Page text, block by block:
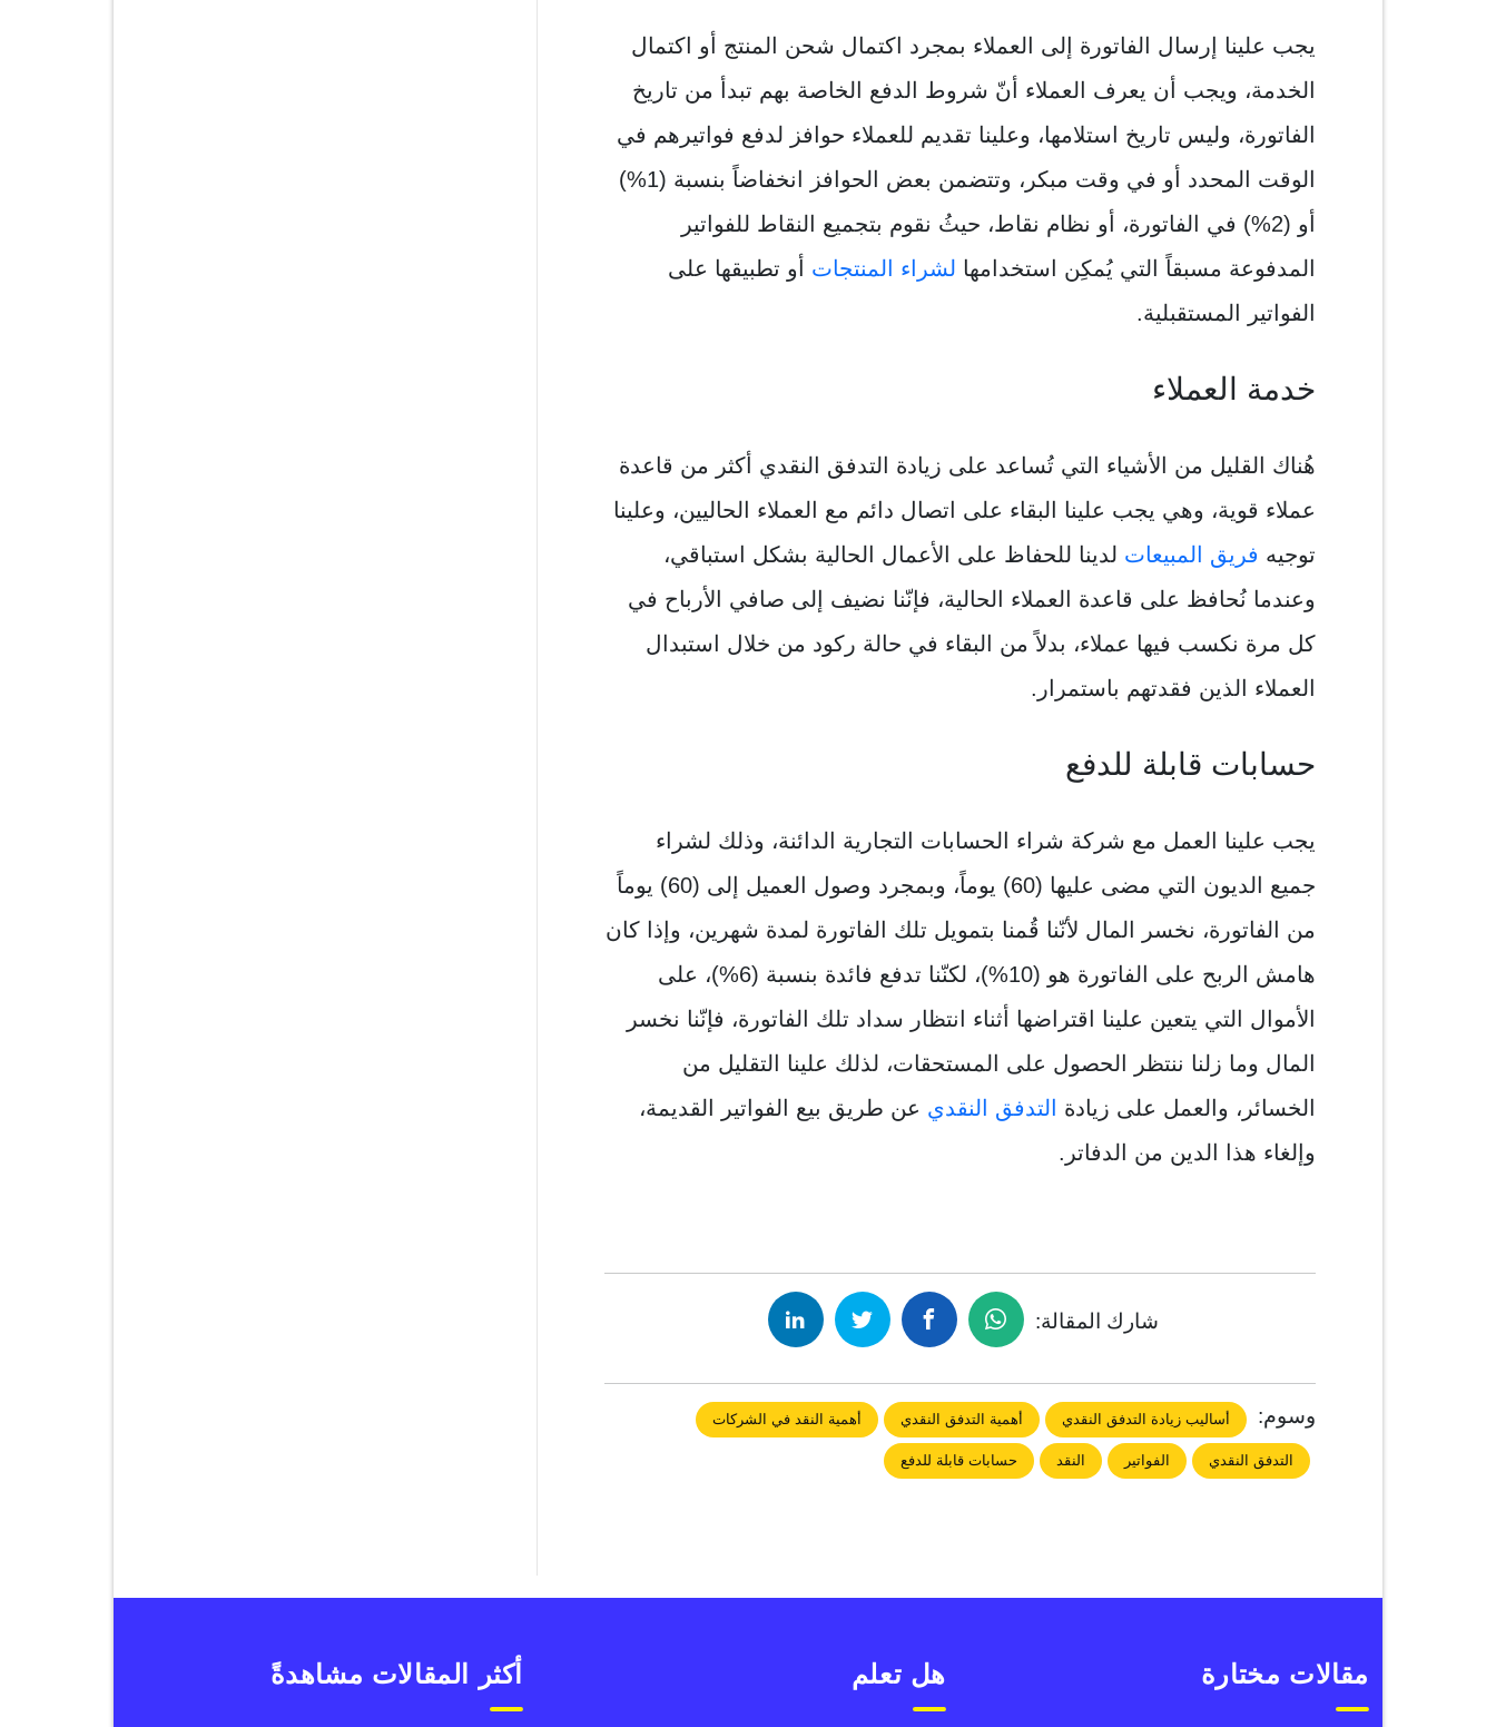
يجب علينا إرسال الفاتورة إلى العملاء بمجرد اكتمال شحن المنتج أو اكتمال
الخدمة، ويجب أن يعرف العملاء أنّ شروط الدفع الخاصة بهم تبدأ من تاريخ
الفاتورة، وليس تاريخ استلامها، وعلينا تقديم للعملاء حوافز لدفع فواتيرهم في
الوقت المحدد أو في وقت مبكر، وتتضمن بعض الحوافز انخفاضاً بنسبة (1%)
أو (2%) في الفاتورة، أو نظام نقاط، حيثُ نقوم بتجميع النقاط للفواتير
المدفوعة مسبقاً التي يُمكِن استخدامها لشراء المنتجات أو تطبيقها على
الفواتير المستقبلية.
خدمة العملاء
هُناك القليل من الأشياء التي تُساعد على زيادة التدفق النقدي أكثر من قاعدة
عملاء قوية، وهي يجب علينا البقاء على اتصال دائم مع العملاء الحاليين، وعلينا
توجيه فريق المبيعات لدينا للحفاظ على الأعمال الحالية بشكل استباقي،
وعندما نُحافظ على قاعدة العملاء الحالية، فإنّنا نضيف إلى صافي الأرباح في
كل مرة نكسب فيها عملاء، بدلاً من البقاء في حالة ركود من خلال استبدال
العملاء الذين فقدتهم باستمرار.
حسابات قابلة للدفع
يجب علينا العمل مع شركة شراء الحسابات التجارية الدائنة، وذلك لشراء
جميع الديون التي مضى عليها (60) يوماً، وبمجرد وصول العميل إلى (60) يوماً
من الفاتورة، نخسر المال لأنّنا قُمنا بتمويل تلك الفاتورة لمدة شهرين، وإذا كان
هامش الربح على الفاتورة هو (10%)، لكنّنا تدفع فائدة بنسبة (6%)، على
الأموال التي يتعين علينا اقتراضها أثناء انتظار سداد تلك الفاتورة، فإنّنا نخسر
المال وما زلنا ننتظر الحصول على المستحقات، لذلك علينا التقليل من
الخسائر، والعمل على زيادة
التدفق النقدي عن طريق بيع الفواتير القديمة،
وإلغاء هذا الدين من الدفاتر.
شارك المقالة:
وسوم: أساليب زيادة التدفق النقدي أهمية التدفق النقدي أهمية النقد في الشركات
التدفق النقدي الفواتير النقد حسابات قابلة للدفع
مقالات مختارة هل تعلم أكثر المقالات مشاهدةً